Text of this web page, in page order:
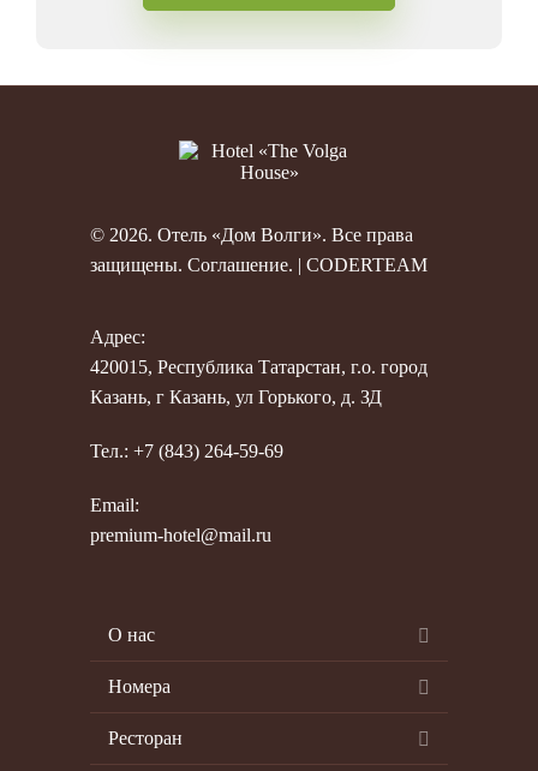
© 2026. Отель «Дом Волги». Все права
защищены. Соглашение. | CODERTEAM
Адрес:
420015, Республика Татарстан, г.о. город
Казань, г Казань, ул Горького, д. ЗД
Тел.: +7 (843) 264-59-69
Email:
premium-hotel@mail.ru
О нас
Номера
Ресторан